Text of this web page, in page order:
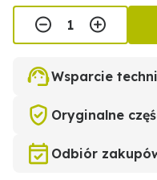
Wsparcie
Oryginalne
Odbiór